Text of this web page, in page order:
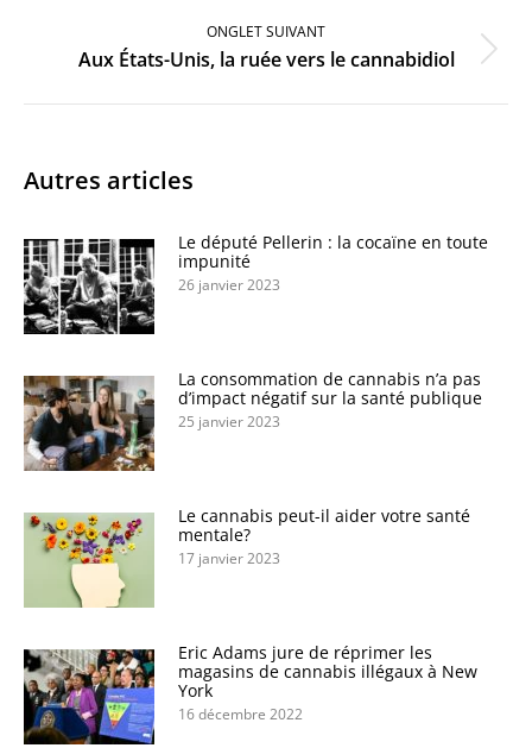
ONGLET SUIVANT
Onglet
Aux États-Unis, la ruée vers le cannabidiol
Autres articles
Le député Pellerin : la cocaïne en toute
impunité
26 janvier 2023
La consommation de cannabis n’a pas
d’impact négatif sur la santé publique
25 janvier 2023
Le cannabis peut-il aider votre santé
mentale?
17 janvier 2023
Eric Adams jure de réprimer les
magasins de cannabis illégaux à New
York
16 décembre 2022